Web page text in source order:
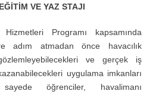
VE YAZ STAJI
Programı kapsamında
adım atmadan önce havacılık
ve gerçek iş
uygulama imkanları
öğrenciler, havalimanı